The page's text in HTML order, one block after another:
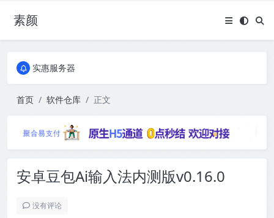
素颜全国免费包邮流量卡
实惠服务器
实惠服务器
首页 软件仓库 正文
安卓豆包Ai输入法内测版v0.16.0
没有评论